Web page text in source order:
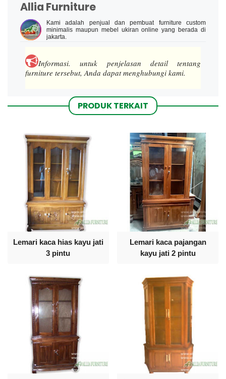
Allia Furniture
Kami adalah penjual dan pembuat furniture custom
minimalis maupun mebel ukiran online yang berada di
jakarta.
Informasi.untuk penjelasan detail tentang
furniture tersebut, Anda dapat menghubungi kami.
PRODUK TERKAIT
Lemari kaca hias kayu jati
3 pintu
Lemari kaca pajangan
kayu jati 2 pintu